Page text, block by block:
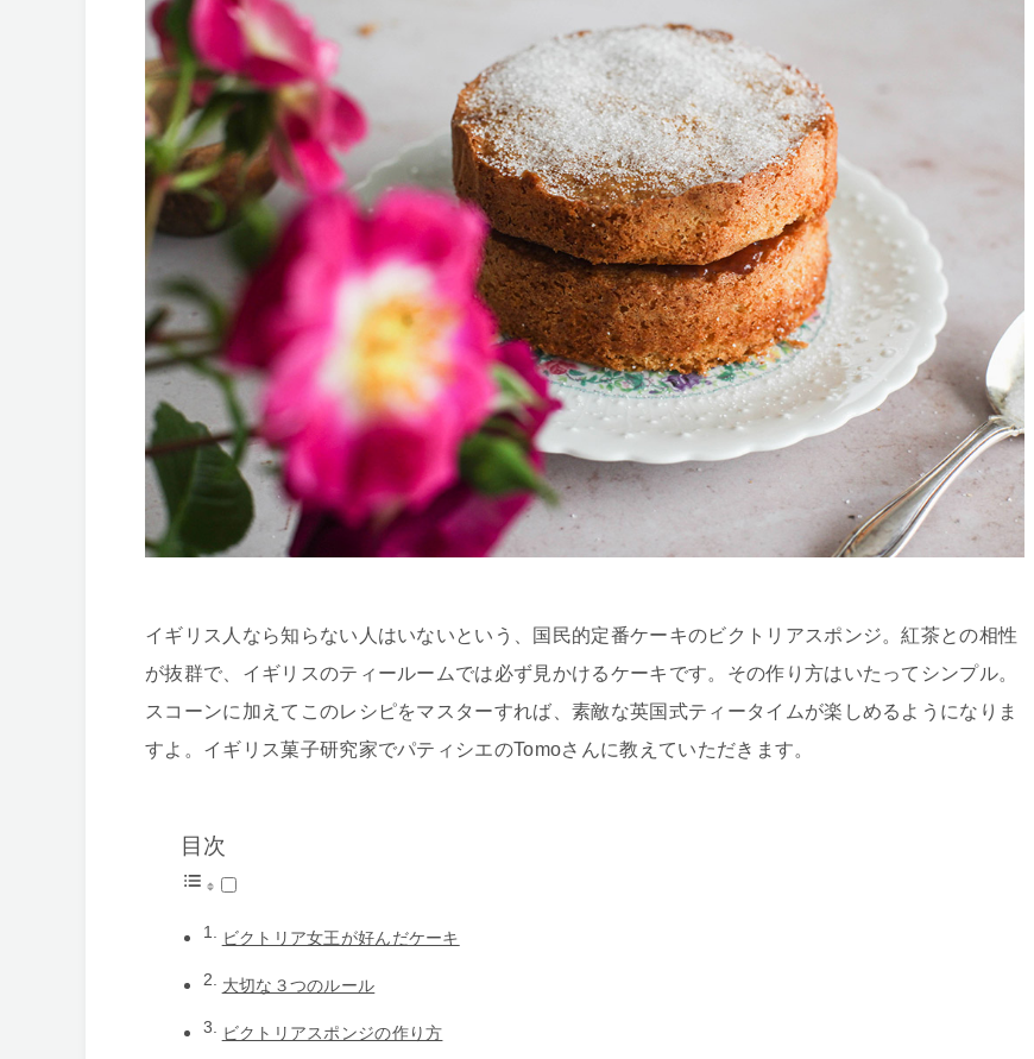
イギリス人なら知らない人はいないという、国民的定番ケーキのビクトリアスポンジ。紅茶との相性
が抜群で、イギリスのティールームでは必ず見かけるケーキです。その作り方はいたってシンプル。
スコーンに加えてこのレシピをマスターすれば、素敵な英国式ティータイムが楽しめるようになりま
すよ。イギリス菓子研究家でパティシエのTomoさんに教えていただきます。
目次
ビクトリア女王が好んだケーキ
大切な３つのルール
ビクトリアスポンジの作り方